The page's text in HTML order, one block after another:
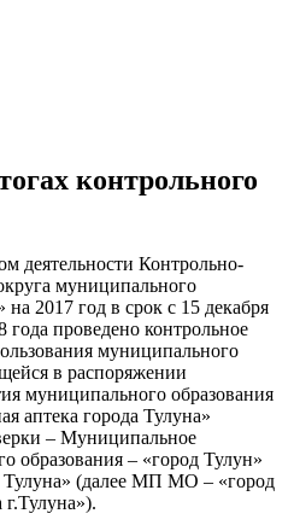
контрольного
Контрольно-
муниципального
на 2017 год в срок с 15 декабря
года проведено контрольное
муниципального
в распоряжении
муниципального образования
аптека города Тулуна»
– Муниципальное
образования – «город Тулун»
Тулуна» (далее МП МО – «город